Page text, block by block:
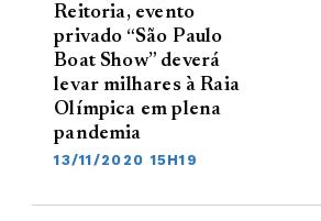
Reitoria, evento
privado “São Paulo
Boat Show” deverá
levar milhares à Raia
Olímpica em plena
pandemia
13/11/2020 15H19